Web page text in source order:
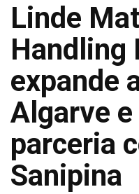
Linde
Handling
expande
Algarve
parceria
Sanipina